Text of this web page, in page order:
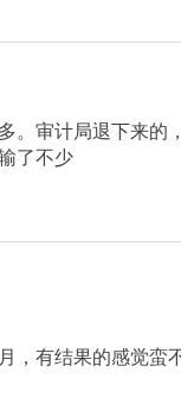
。审计局退下来的，
了不少
，有结果的感觉蛮